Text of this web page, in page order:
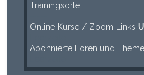
Trainingsorte
Online Kurse / Zoom Links
Abonnierte Foren und